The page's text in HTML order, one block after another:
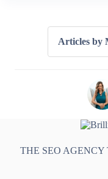
Articles by
THE SEO